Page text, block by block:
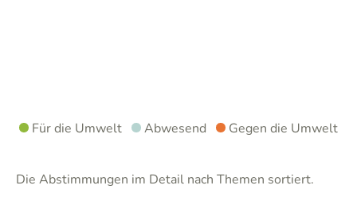
Für die Umwelt Abwesend Gegen die Umwelt
Die Abstimmungen im Detail nach Themen sortiert.